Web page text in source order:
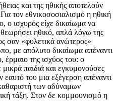
και της ηθικής αποτελούν
τον εθνικοσοσιαλισμό η ηθική
ο ισχυρός είχε δικαίωμα να
θεωρήσει ηθικό, απλά λόγω της
σαν «φυλετικά ανώτερος»
με απόλυτο δικαίωμα απέναντι
της ισχύος του: ο
παιδιά και εγκυμονούσες
εαυτό του μια εξέγερση απέναντι
των αδύναμων
τάξη. Στον δε κομμουνισμό η